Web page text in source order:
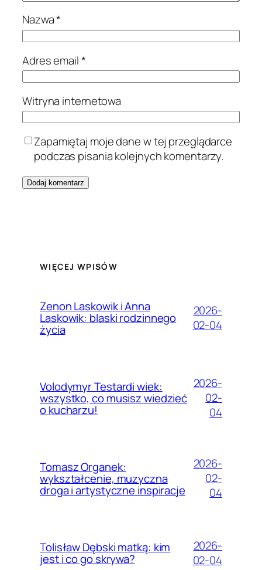
Nazwa*
Adres email*
Witryna internetowa
Zapamiętaj moje dane w tej przeglądarce
podczas pisania kolejnych komentarzy.
WIĘCEJ WPISÓW
Zenon Laskowik i Anna
Laskowik: blaski rodzinnego
życia
2026-
02-04
Volodymyr Testardi wiek:
wszystko, co musisz wiedzieć
o kucharzu!
2026-
02-
04
Tomasz Organek:
wykształcenie, muzyczna
droga i artystyczne inspiracje
2026-
02-
04
Tolisław Dębski matką: kim
jest i co go skrywa?
2026-
02-04